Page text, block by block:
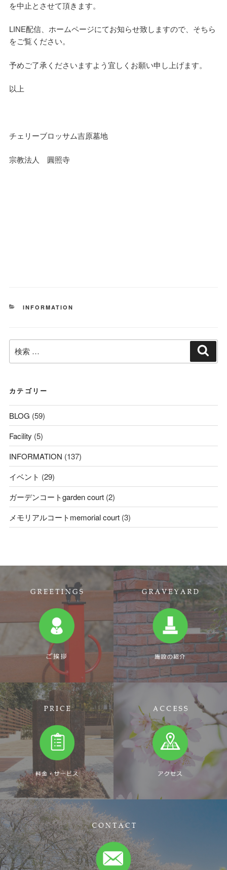
を中止とさせて頂きます。
LINE配信、ホームページにてお知らせ致しますので、そちら
をご覧ください。
予めご了承くださいますよう宜しくお願い申し上げます。
以上
チェリーブロッサム吉原墓地
宗教法人 圓照寺
カ
INFORMATION
検
索:
カテゴリー
BLOG (59)
Facility (5)
INFORMATION (137)
イベント (29)
ガーデンコートgarden court(2)
メモリアルコートmemorial court(3)